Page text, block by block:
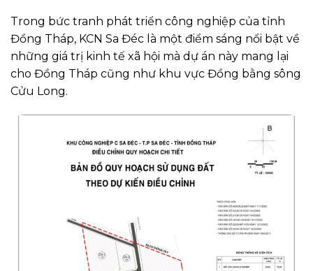
Trong bức tranh phát triển công nghiệp của tỉnh
Đồng Tháp, KCN Sa Đéc là một điểm sáng nổi bật về
những giá trị kinh tế xã hội mà dự án này mang lại
cho Đồng Tháp cũng như khu vực Đồng bằng sông
Cửu Long.